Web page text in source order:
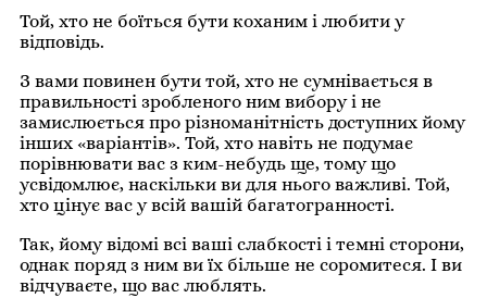
Той, хто не боїться бути коханим і любити у
відповідь.
З вами повинен бути той, хто не сумнівається в
правильності зробленого ним вибору і не
замислюється про різноманітність доступних йому
інших «варіантів». Той, хто навіть не подумає
порівнювати вас з ким-небудь ще, тому що
усвідомлює, наскільки ви для нього важливі. Той,
хто цінує вас у всій вашій багатогранності.
Так, йому відомі всі ваші слабкості і темні сторони,
однак поряд з ним ви їх більше не соромитеся. І ви
відчуваєте, що вас люблять.